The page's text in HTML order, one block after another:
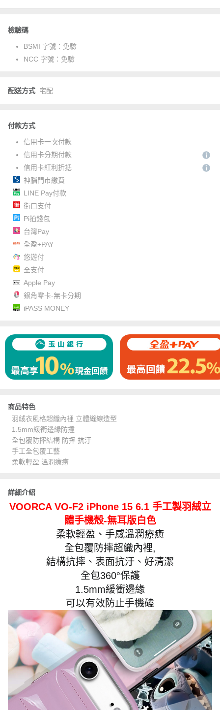
檢驗碼
BSMI 字號： 免驗
NCC 字號： 免驗
配送方式 宅配
付款方式
信用卡一次付款
信用卡分期付款
信用卡紅利折抵
神腦門市繳費
LINE Pay付款
街口支付
Pi拍錢包
台灣Pay
全盈+PAY
悠遊付
全支付
Apple Pay
銀角零卡-無卡分期
iPASS MONEY
商品特色
羽絨衣風格超纖內裡 立體縫線造型
1.5mm緩衝邊緣防撞
全包覆防摔結構 防摔 抗汙
手工全包覆工藝
柔軟輕盈 溫潤療癒
詳細介紹
VOORCA VO-F2 iPhone 15 6.1 手工製羽絨立
體手機殼-無耳版白色
柔軟輕盈、手感溫潤療癒
全包覆防摔超織內裡,
結構抗摔、表面抗汙、好清潔
全包360°保護
1.5mm緩衝邊緣
可以有效防止手機磕